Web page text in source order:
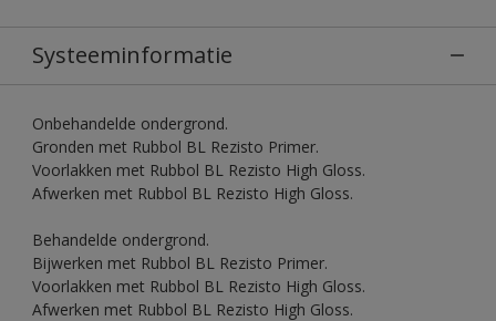
Systeeminformatie
Onbehandelde ondergrond.
Gronden met Rubbol BL Rezisto Primer.
Voorlakken met Rubbol BL Rezisto High Gloss.
Afwerken met Rubbol BL Rezisto High Gloss.
Behandelde ondergrond.
Bijwerken met Rubbol BL Rezisto Primer.
Voorlakken met Rubbol BL Rezisto High Gloss.
Afwerken met Rubbol BL Rezisto High Gloss.